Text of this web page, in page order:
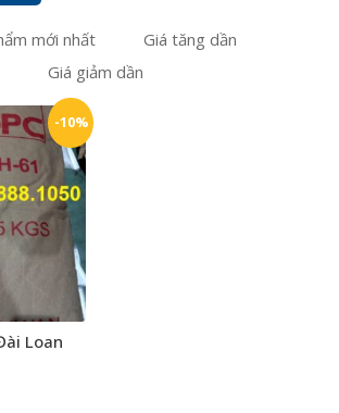
mới nhất
Giá tăng dần
Giá giảm dần
-10%
Loan